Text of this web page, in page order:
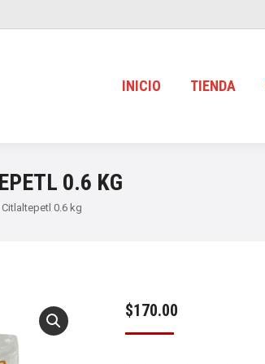
INICIO TIENDA
0.6 KG
0.6 kg
$170.00